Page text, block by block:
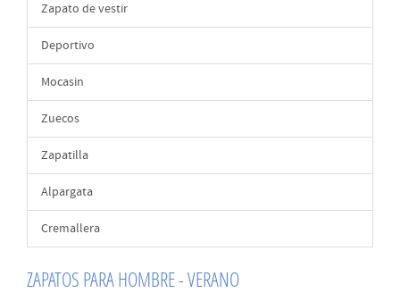
Zapato de vestir
Deportivo
Mocasin
Zuecos
Zapatilla
Alpargata
Cremallera
ZAPATOS PARA HOMBRE - VERANO